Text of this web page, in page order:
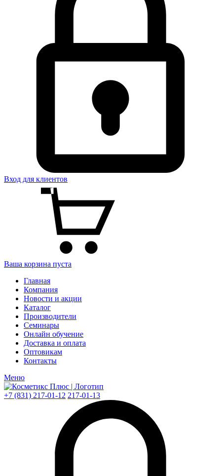
Вход для клиентов
Ваша корзина пуста
Главная
Компания
Новости и акции
Каталог
Производители
Семинары
Онлайн обучение
Доставка и оплата
Оптовикам
Контакты
Меню
+7 (831) 217-01-12 217-01-13